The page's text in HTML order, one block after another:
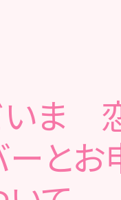
いま
とお